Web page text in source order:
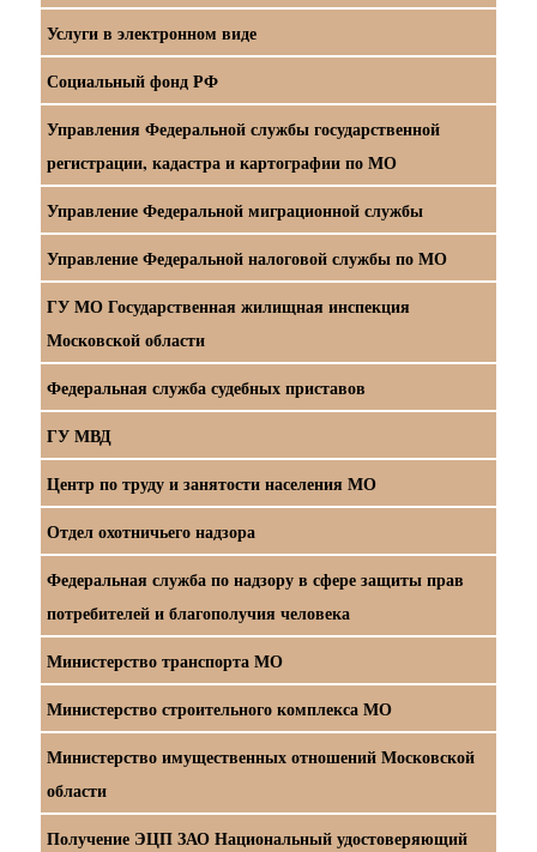
Услуги в электронном виде
Социальный фонд РФ
Управления Федеральной службы государственной
регистрации, кадастра и картографии по МО
Управление Федеральной миграционной службы
Управление Федеральной налоговой службы по МО
ГУ МО Государственная жилищная инспекция
Московской области
Федеральная служба судебных приставов
ГУ МВД
Центр по труду и занятости населения МО
Отдел охотничьего надзора
Федеральная служба по надзору в сфере защиты прав
потребителей и благополучия человека
Министерство транспорта МО
Министерство строительного комплекса МО
Министерство имущественных отношений Московской
области
Получение ЭЦП ЗАО Национальный удостоверяющий